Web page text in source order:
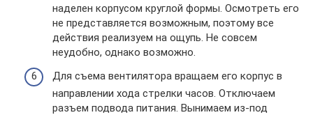
наделен корпусом круглой формы. Осмотреть его
не представляется возможным, поэтому все
действия реализуем на ощупь. Не совсем
неудобно, однако возможно.
Для съема вентилятора вращаем его корпус в
направлении хода стрелки часов. Отключаем
разъем подвода питания. Вынимаем из-под